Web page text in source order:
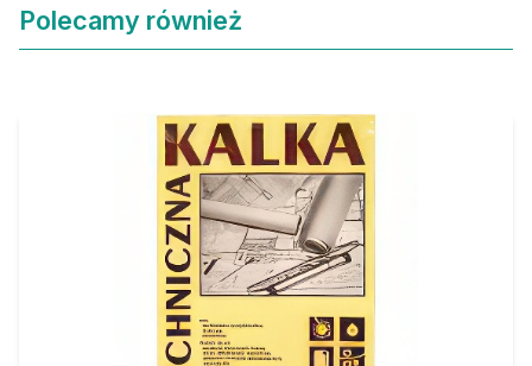
Polecamy również